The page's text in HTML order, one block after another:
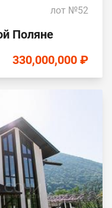
лот №52
Поляне
330,000,000 ₽